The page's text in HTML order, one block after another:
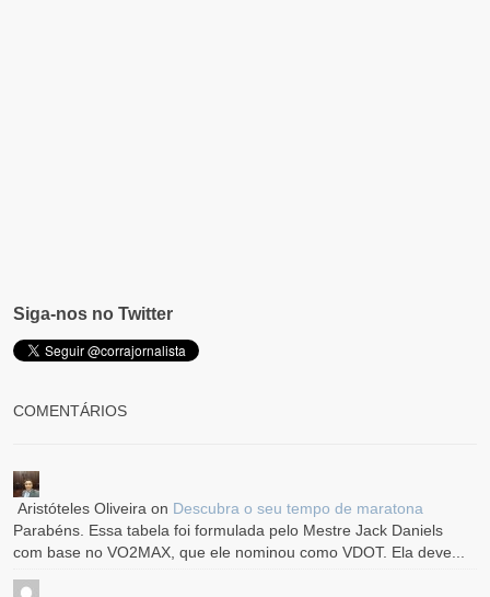
Siga-nos no Twitter
COMENTÁRIOS
Aristóteles Oliveira on Descubra o seu tempo de maratona
Parabéns. Essa tabela foi formulada pelo Mestre Jack Daniels
com base no VO2MAX, que ele nominou como VDOT. Ela deve...